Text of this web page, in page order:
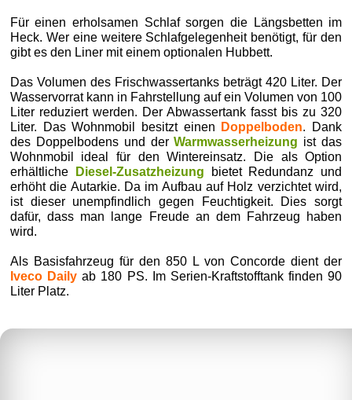
Für einen erholsamen Schlaf sorgen die Längsbetten im
Heck. Wer eine weitere Schlafgelegenheit benötigt, für den
gibt es den Liner mit einem optionalen Hubbett.
Das Volumen des Frischwassertanks beträgt 420 Liter. Der
Wasservorrat kann in Fahrstellung auf ein Volumen von 100
Liter reduziert werden. Der Abwassertank fasst bis zu 320
Liter. Das Wohnmobil besitzt einen
Doppelboden. Dank
des Doppelbodens und derWarmwasserheizung ist das
Wohnmobil ideal für den Wintereinsatz. Die als Option
erhältliche
Diesel-Zusatzheizung bietet Redundanz und
erhöht die Autarkie. Da im Aufbau auf Holz verzichtet wird,
ist dieser unempfindlich gegen Feuchtigkeit. Dies sorgt
dafür, dass man lange Freude an dem Fahrzeug haben
wird.
Als Basisfahrzeug für den 850 L von Concorde dient der
Iveco Dailyab 180 PS. Im Serien-Kraftstofftank finden 90
Liter Platz.